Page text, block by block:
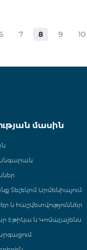
7 8 9 10
մասին
Տելեկոմ Արմենիայում
և հաշվետվություններ
Էթիկա և Կոմպլայենս